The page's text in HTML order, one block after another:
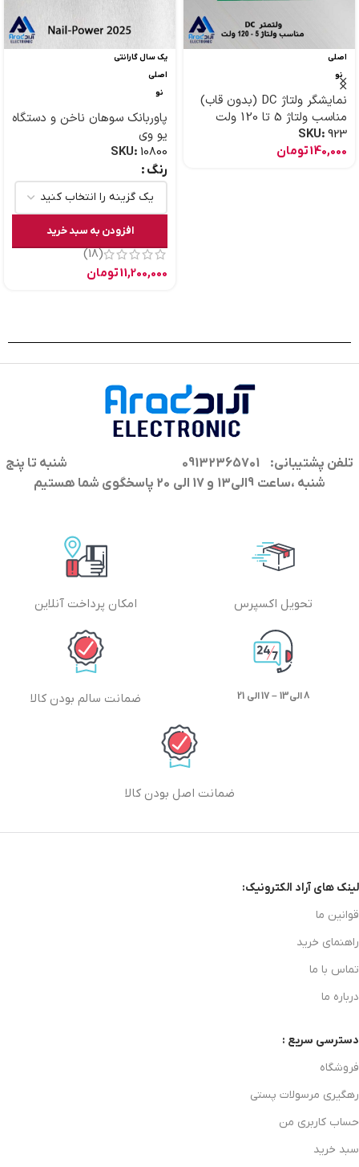
اصلی
نو
نمایشگر ولتاژ DC (بدون قاب)
مناسب ولتاژ 5 تا 120 ولت
SKU: 923
140,000تومان
یک سال گارانتی
اصلی
نو
پاوربانک سوهان ناخن و دستگاه
یو وی
SKU: 10800
رنگ
افزودن به سبد خرید
(18)
11,200,000تومان
تلفن پشتیبانی: 09132365701
شنبه تا پنج
شنبه ،ساعت 9الی13 و 17 الی 20 پاسخگوی شما هستیم
تحویل اکسپرس امکان پرداخت آنلاین
8 الی13 – 17 الی 21 ضمانت سالم بودن کالا
ضمانت اصل بودن کالا
لینک های آراد الکترونیک:
قوانین ما
راهنمای خرید
تماس با ما
درباره ما
دسترسی سریع :
فروشگاه
رهگیری مرسولات پستی
حساب کاربری من
سبد خرید